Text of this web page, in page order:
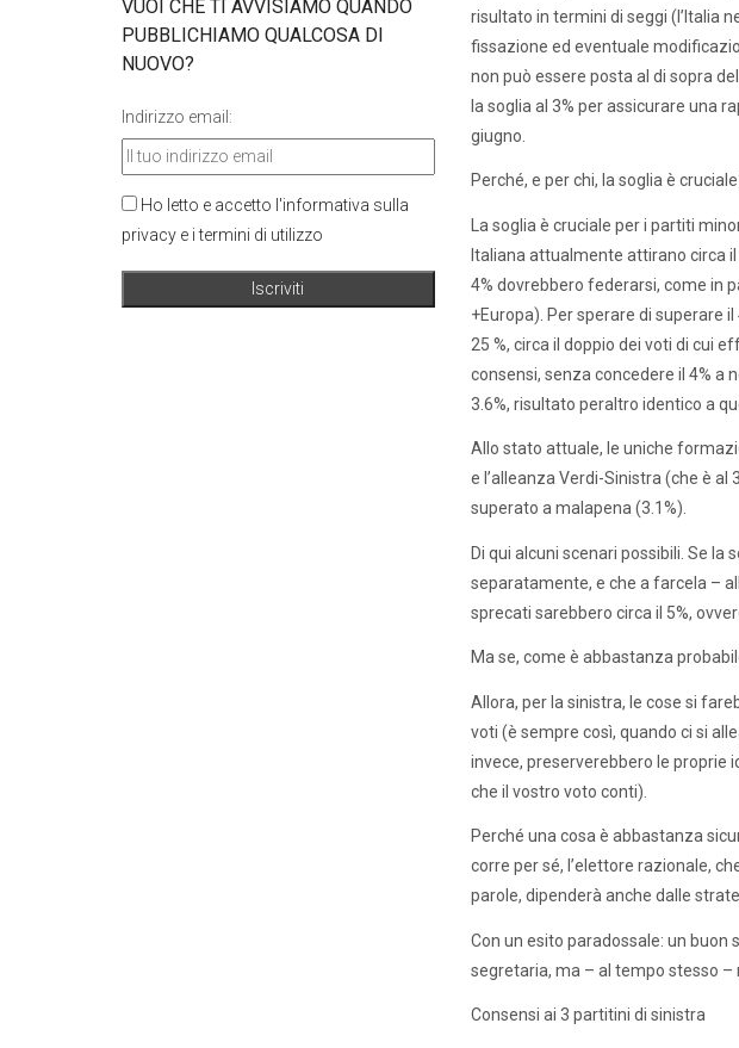
risultato in termini di seggi (l’Italia
fissazione ed eventuale
non può essere posta al di sopra
la soglia al 3% per assicurare una
giugno.
Perché, e per chi, la soglia è
La soglia è cruciale per i partiti
Italiana attualmente attirano circa il
4% dovrebbero federarsi, come in
+Europa). Per sperare di superare
25 %, circa il doppio dei voti di cui
consensi, senza concedere il 4% a
3.6%, risultato peraltro identico a
Allo stato attuale, le uniche
e l’alleanza Verdi-Sinistra (che è al
superato a malapena (3.1%).
Di qui alcuni scenari possibili. Se la
separatamente, e che a farcela –
sprecati sarebbero circa il 5%,
Ma se, come è abbastanza
Allora, per la sinistra, le cose si
voti (è sempre così, quando ci si
invece, preserverebbero le proprie
che il vostro voto conti).
Perché una cosa è abbastanza
corre per sé, l’elettore razionale,
parole, dipenderà anche dalle
Con un esito paradossale: un
segretaria, ma – al tempo stesso –
Consensi ai 3 partitini di sinistra
VUOI CHE TI AVVISIAMO QUANDO
PUBBLICHIAMO QUALCOSA DI
NUOVO?
Indirizzo email:
Ho letto e accetto l'informativa sulla
privacy e i termini di utilizzo